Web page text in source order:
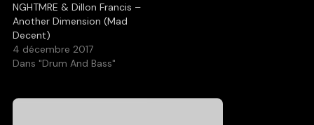
NGHTMRE & Dillon Francis –
Another Dimension (Mad
Decent)
4 décembre 2017
Dans "Drum And Bass"